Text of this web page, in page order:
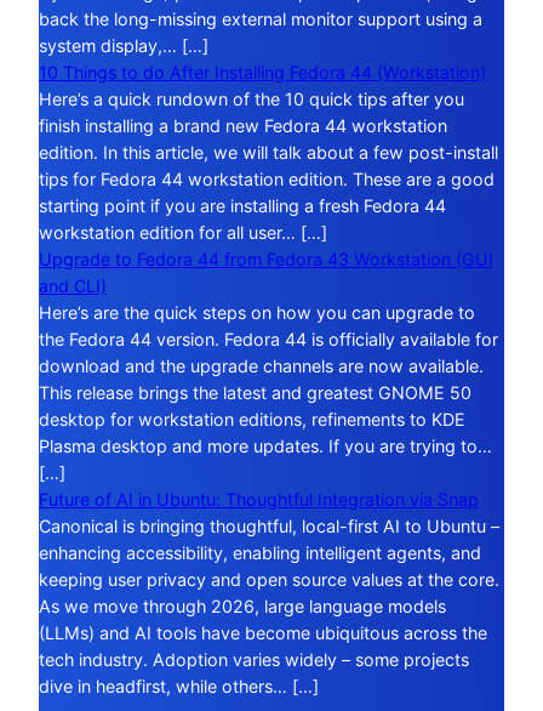
back the long-missing external monitor support using a
system display,… […]
10 Things to do After Installing Fedora 44 (Workstation)
Here’s a quick rundown of the 10 quick tips after you
finish installing a brand new Fedora 44 workstation
edition. In this article, we will talk about a few post-install
tips for Fedora 44 workstation edition. These are a good
starting point if you are installing a fresh Fedora 44
workstation edition for all user… […]
Upgrade to Fedora 44 from Fedora 43 Workstation (GUI
and CLI)
Here’s are the quick steps on how you can upgrade to
the Fedora 44 version. Fedora 44 is officially available for
download and the upgrade channels are now available.
This release brings the latest and greatest GNOME 50
desktop for workstation editions, refinements to KDE
Plasma desktop and more updates. If you are trying to…
[…]
Future of AI in Ubuntu: Thoughtful Integration via Snap
Canonical is bringing thoughtful, local-first AI to Ubuntu –
enhancing accessibility, enabling intelligent agents, and
keeping user privacy and open source values at the core.
As we move through 2026, large language models
(LLMs) and AI tools have become ubiquitous across the
tech industry. Adoption varies widely – some projects
dive in headfirst, while others… […]